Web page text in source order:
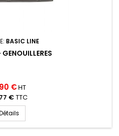
BASIC LINE
€HT
€ TTC